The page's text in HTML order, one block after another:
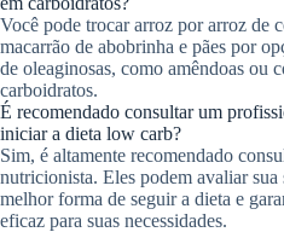
Você pode trocar arroz por arroz de
macarrão de abobrinha e pães por
de oleaginosas, como amêndoas ou
carboidratos.
É recomendado consultar um
iniciar a dieta low carb?
Sim, é altamente recomendado
nutricionista. Eles podem avaliar sua
melhor forma de seguir a dieta e
eficaz para suas necessidades.